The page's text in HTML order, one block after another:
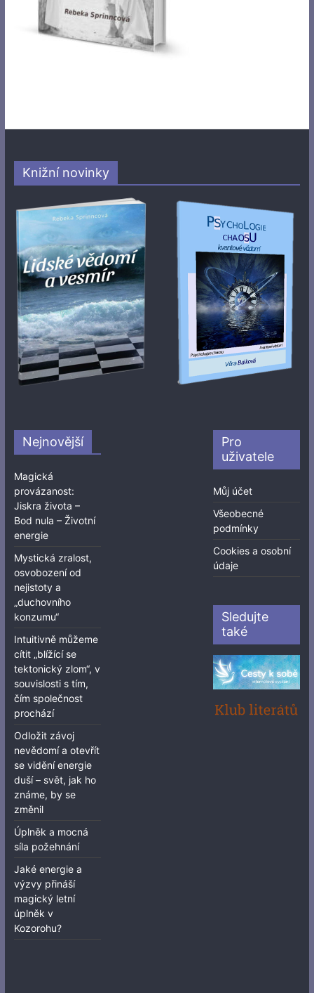
Knižní novinky
Nejnovější
Magická
provázanost:
Jiskra života –
Bod nula – Životní
energie
Mystická zralost,
osvobození od
nejistoty a
„duchovního
konzumu“
Intuitivně můžeme
cítit „blížící se
tektonický zlom“, v
souvislosti s tím,
čím společnost
prochází
Odložit závoj
nevědomí a otevřít
se vidění energie
duší – svět, jak ho
známe, by se
změnil
Úplněk a mocná
síla požehnání
Jaké energie a
výzvy přináší
magický letní
úplněk v
Kozorohu?
Pro
uživatele
Můj účet
Všeobecné
podmínky
Cookies a osobní
údaje
Sledujte
také